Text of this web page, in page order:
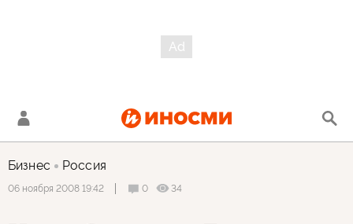
Бизнес Россия
06 ноября 2008 19:42 0 34